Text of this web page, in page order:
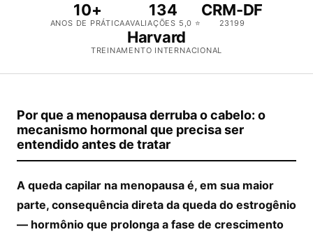
10+
ANOS DE PRÁTICA
134
AVALIAÇÕES 5,0 ⭐
CRM-DF
23199
Harvard
TREINAMENTO INTERNACIONAL
Por que a menopausa derruba o cabelo: o
mecanismo hormonal que precisa ser
entendido antes de tratar
A queda capilar na menopausa é, em sua maior
parte, consequência direta da queda do estrogênio
— hormônio que prolonga a fase de crescimento